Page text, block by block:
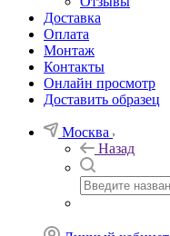
Доставка
Оплата
Монтаж
Контакты
Онлайн просмотр
Доставить образец
Москва
Назад